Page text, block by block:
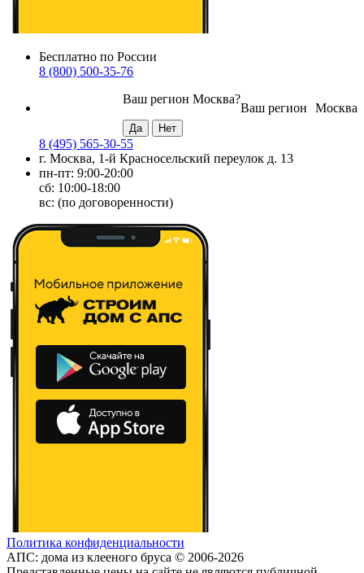
Бесплатно по России
8 (800) 500-35-76
Москва
Ваш регион
Ваш регион Москва?
8 (495) 565-30-55
г. Москва, 1-й Красносельский переулок д. 13
пн-пт: 9:00-20:00
сб: 10:00-18:00
вс: (по договоренности)
Политика конфиденциальности
АПС: дома из клееного бруса © 2006-2026